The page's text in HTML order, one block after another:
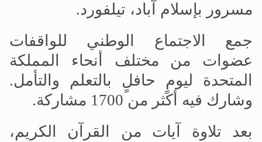
مسرور بإسلام آباد، تيلفورد.
جمع الاجتماع الوطني للواقفات
عضوات من مختلف أنحاء المملكة
المتحدة ليومٍ حافلٍ بالتعلم والتأمل.
وشارك فيه أكثر من 1700 مشاركة
.
بعد تلاوة آيات من القرآن الكريم،